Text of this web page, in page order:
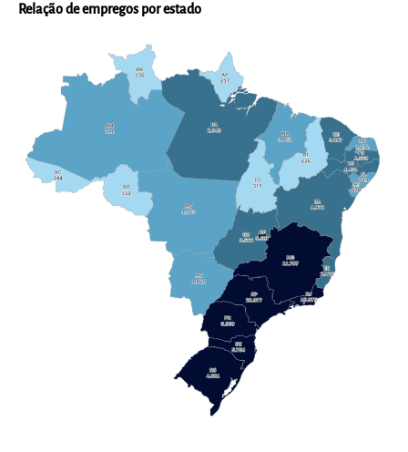
Relação de empregos por estado